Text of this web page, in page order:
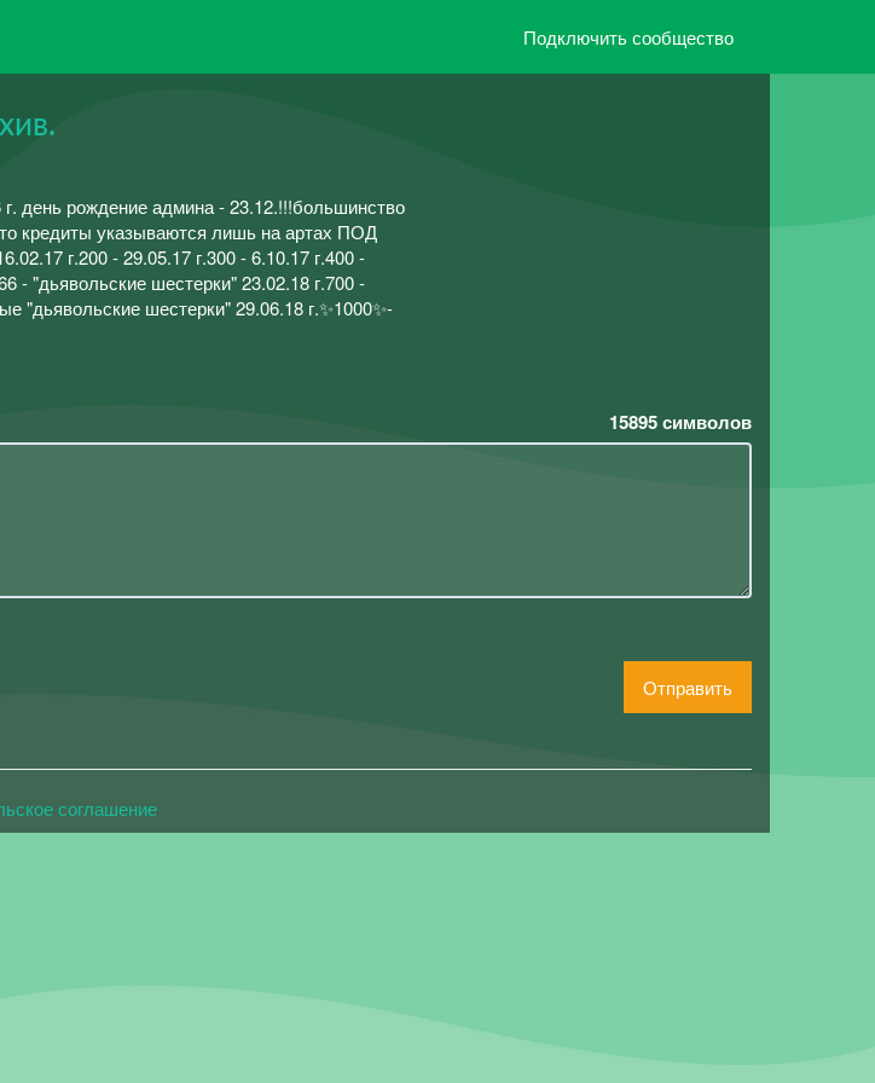
Подключить сообщество
день рождение админа - 23.12.!!!большинство
кредиты указываются лишь на артах ПОД
г.200 - 29.05.17 г.300 - 6.10.17 г.400 -
- "дьявольские шестерки" 23.02.18 г.700 -
"дьявольские шестерки" 29.06.18 г.✨1000✨-
15895символов
Отправить
соглашение